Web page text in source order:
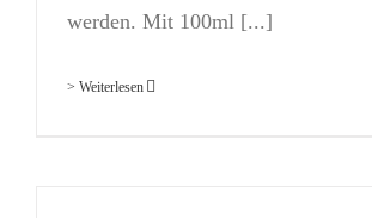
werden. Mit 100ml [...]
> Weiterlesen